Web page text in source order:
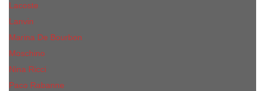
Lacoste
Lanvin
Marina De Bourbon
Moschino
Nina Ricci
Paco Rabanne